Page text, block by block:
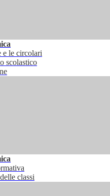
e le circolari
scolastico
classi